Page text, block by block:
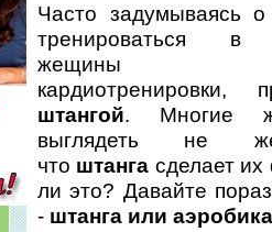
Часто задумываясь
тренироваться в
жещины
кардиотренировки,
штангой. Многие
выглядеть не
что штанга сделает их
ли это? Давайте
- штанга или